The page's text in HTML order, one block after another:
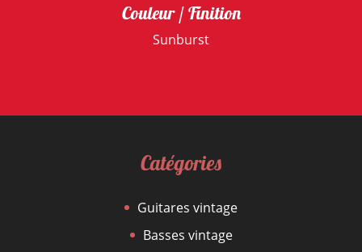
Couleur / Finition
Sunburst
Catégories
Guitares vintage
Basses vintage